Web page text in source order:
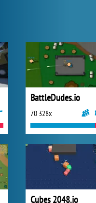
BattleDudes.io
70 328x
Cubes 2048.io